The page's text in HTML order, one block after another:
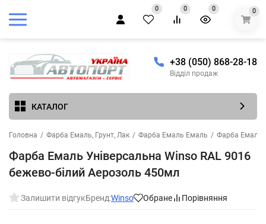
0 0 0 0
+38 (050) 868-28-18
Відділ продаж
КАТАЛОГ
Головна / Фарба Емаль, Грунт, Лак / Фарба Емаль Емаль / Фарба Емаль
Фарба Емаль Універсальна Winso RAL 9016
бежево-білий Аерозоль 450мл
Залишити відгукБренд:Winso Обране Порівняння